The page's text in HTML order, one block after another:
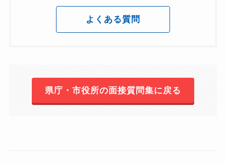
よくある質問
県庁・市役所の面接質問集に戻る